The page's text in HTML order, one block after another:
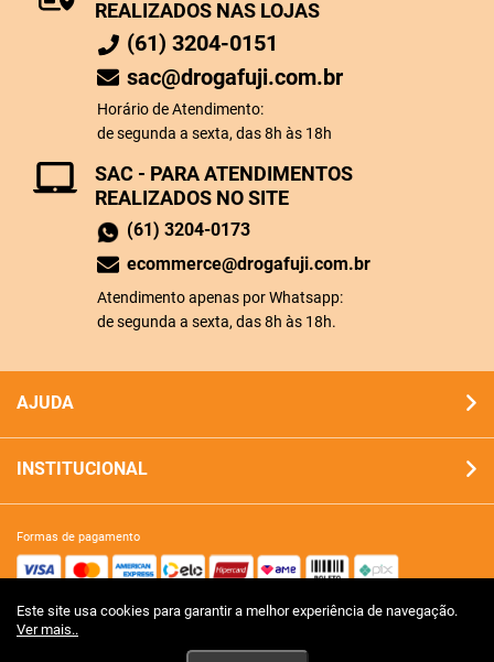
Este site usa cookies para garantir a melhor experiência de navegação.
Ver mais..
SAC - PARA ATENDIMENTOS
REALIZADOS NO SITE
(61) 3204-0173
ecommerce@drogafuji.com.br
Atendimento apenas por Whatsapp:
de segunda a sexta, das 8h às 18h.
REALIZADOS NAS LOJAS
(61) 3204-0151
sac@drogafuji.com.br
Horário de Atendimento:
de segunda a sexta, das 8h às 18h
AJUDA
INSTITUCIONAL
formas de pagamento
site 100% seguro